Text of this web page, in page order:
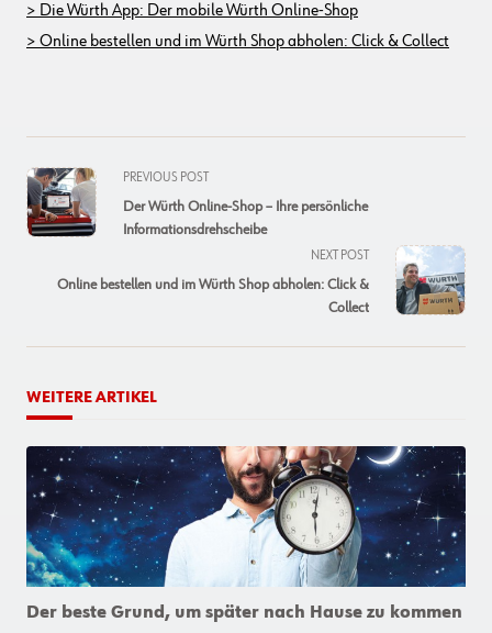
> Die Würth App: Der mobile Würth Online-Shop
> Online bestellen und im Würth Shop abholen: Click & Collect
<span
class="nav-
subtitle
reader-
PREVIOUS POST
Der Würth Online-Shop – Ihre persönliche
Informationsdrehscheibe
NEXT POST
Online bestellen und im Würth Shop abholen: Click &
Collect
WEITERE ARTIKEL
Der beste Grund, um später nach Hause zu kommen